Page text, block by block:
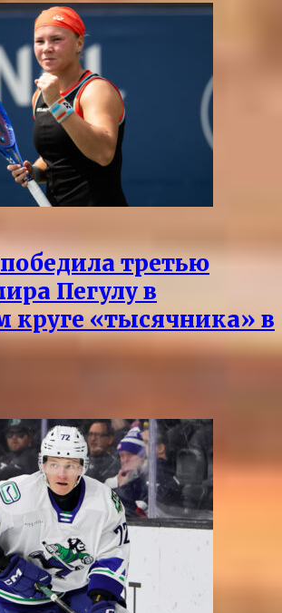
третью
Пегулу в
круге «тысячника» в